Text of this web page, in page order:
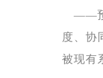
——
度、协
被现有